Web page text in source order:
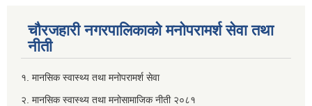
चौरजहारी नगरपालिकाको मनोपरामर्श सेवा तथा
नीती
१. मानसिक स्वास्थ्य तथा मनोपरामर्श सेवा
२. मानसिक स्वास्थ्य तथा मनोसामाजिक नीती २०८१